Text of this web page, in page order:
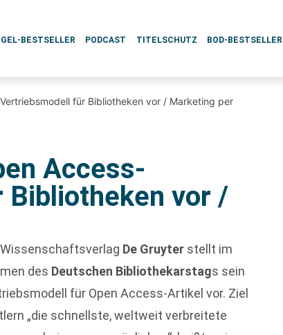
BESTSELLER PODCAST TITELSCHUTZ BOD-BESTSELLER
für Bibliotheken vor / Marketing per
Access-
vor /
Wissenschaftsverlag De Gruyter stellt im
des Deutschen Bibliothekarstags sein
für Open Access-Artikel vor. Ziel
„die schnellste, weltweit verbreitete